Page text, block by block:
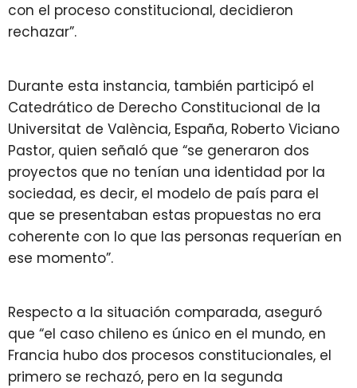
con el proceso constitucional, decidieron
rechazar”.
Durante esta instancia, también participó el
Catedrático de Derecho Constitucional de la
Universitat de València, España, Roberto Viciano
Pastor, quien señaló que “se generaron dos
proyectos que no tenían una identidad por la
sociedad, es decir, el modelo de país para el
que se presentaban estas propuestas no era
coherente con lo que las personas requerían en
ese momento”.
Respecto a la situación comparada, aseguró
que “el caso chileno es único en el mundo, en
Francia hubo dos procesos constitucionales, el
primero se rechazó, pero en la segunda